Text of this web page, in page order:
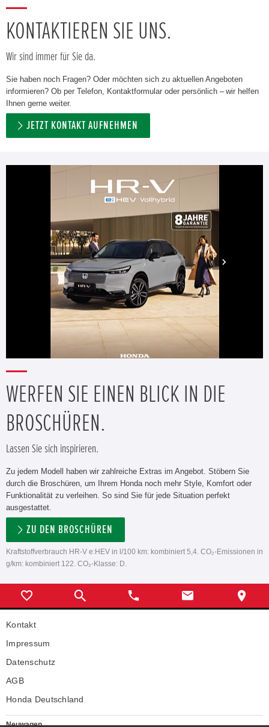
KONTAKTIEREN SIE UNS.
Wir sind immer für Sie da.
Sie haben noch Fragen? Oder möchten sich zu aktuellen Angeboten
informieren? Ob per Telefon, Kontaktformular oder persönlich – wir helfen
Ihnen gerne weiter.
JETZT KONTAKT AUFNEHMEN
WERFEN SIE EINEN BLICK IN DIE
BROSCHÜREN.
Lassen Sie sich inspirieren.
Zu jedem Modell haben wir zahlreiche Extras im Angebot. Stöbern Sie
durch die Broschüren, um Ihrem Honda noch mehr Style, Komfort oder
Funktionalität zu verleihen. So sind Sie für jede Situation perfekt
ausgestattet.
ZU DEN BROSCHÜREN
Kraftstoffverbrauch HR-V e:HEV in l/100 km: kombiniert 5,4. CO₂-Emissionen in
g/km: kombiniert 122. CO₂-Klasse: D.
Kontakt
Impressum
Datenschutz
AGB
Honda Deutschland
Neuwagen